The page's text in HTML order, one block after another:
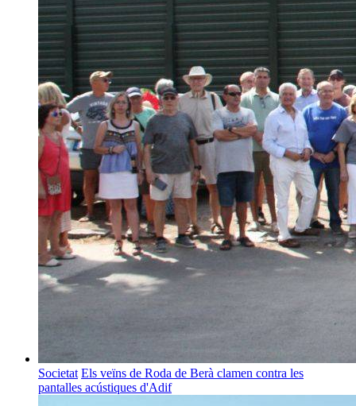
Societat Els veïns de Roda de Berà clamen contra les
pantalles acústiques d'Adif